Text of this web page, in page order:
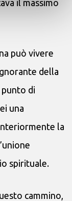
il massimo
può vivere
della
di
una
la
spirituale.
cammino,